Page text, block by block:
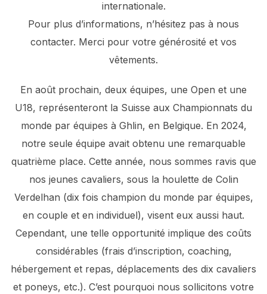
internationale.
Pour plus d’informations, n’hésitez pas à nous
contacter. Merci pour votre générosité et vos
vêtements.
En août prochain, deux équipes, une Open et une
U18, représenteront la Suisse aux Championnats du
monde par équipes à Ghlin, en Belgique. En 2024,
notre seule équipe avait obtenu une remarquable
quatrième place. Cette année, nous sommes ravis que
nos jeunes cavaliers, sous la houlette de Colin
Verdelhan (dix fois champion du monde par équipes,
en couple et en individuel), visent eux aussi haut.
Cependant, une telle opportunité implique des coûts
considérables (frais d’inscription, coaching,
hébergement et repas, déplacements des dix cavaliers
et poneys, etc.). C’est pourquoi nous sollicitons votre